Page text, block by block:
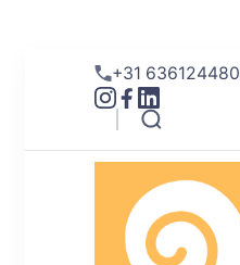
+31 636124480